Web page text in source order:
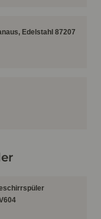
Edelstahl 87207